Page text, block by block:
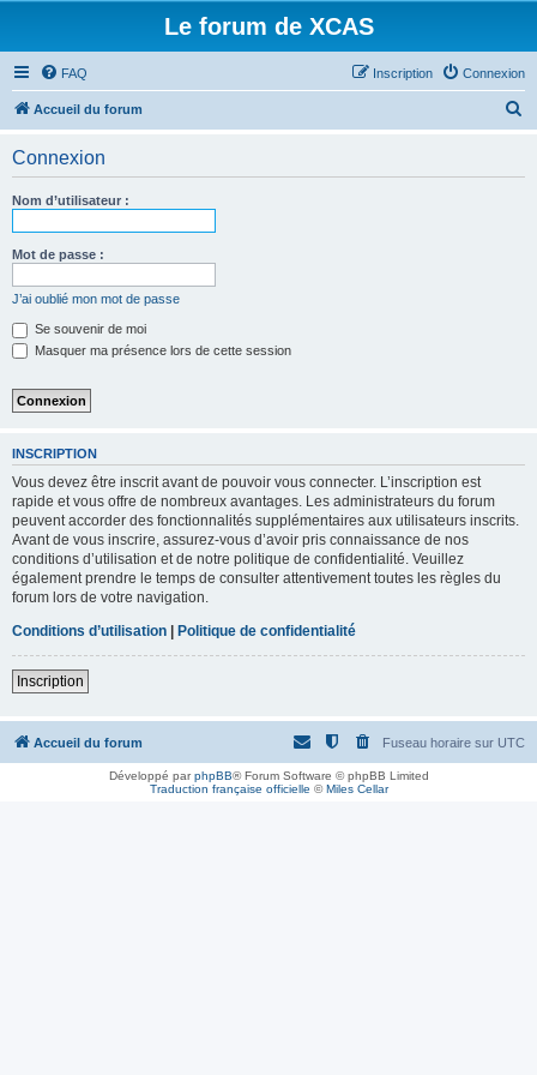
Le forum de XCAS
FAQ Connexion
Inscription
Accueil du forum
Connexion
Nom d’utilisateur :
Mot de passe :
J’ai oublié mon mot de passe
Se souvenir de moi
Masquer ma présence lors de cette session
INSCRIPTION
Vous devez être inscrit avant de pouvoir vous connecter. L’inscription est
rapide et vous offre de nombreux avantages. Les administrateurs du forum
peuvent accorder des fonctionnalités supplémentaires aux utilisateurs inscrits.
Avant de vous inscrire, assurez-vous d’avoir pris connaissance de nos
conditions d’utilisation et de notre politique de confidentialité. Veuillez
également prendre le temps de consulter attentivement toutes les règles du
forum lors de votre navigation.
Conditions d’utilisation | Politique de confidentialité
Inscription
Accueil du forum Fuseau horaire sur UTC
Développé parphpBB® Forum Software © phpBB Limited
Traduction française officielle ©Miles Cellar